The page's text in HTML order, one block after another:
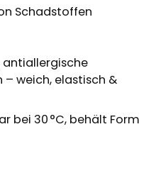
Schadstoffen
antiallergische
– weich, elastisch &
bei 30 °C, behält Form